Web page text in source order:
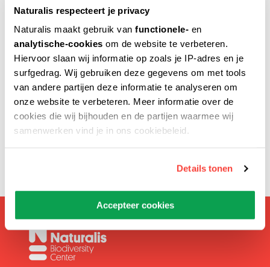
Naturalis respecteert je privacy
Naturalis maakt gebruik van functionele- en
analytische-cookies om de website te verbeteren.
Hiervoor slaan wij informatie op zoals je IP-adres en je
surfgedrag. Wij gebruiken deze gegevens om met tools
van andere partijen deze informatie te analyseren om
onze website te verbeteren. Meer informatie over de
cookies die wij bijhouden en de partijen waarmee wij
samenwerken vind je in ons cookiebeleid.
Details tonen
Accepteer cookies
Verstuur naar